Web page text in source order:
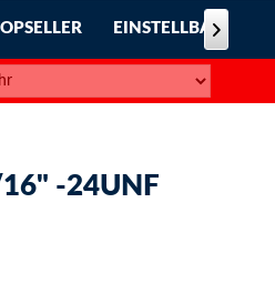
EINSTELLBARE

-24UNF